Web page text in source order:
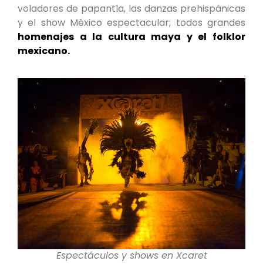
voladores de papantla, las danzas prehispánicas
y el show México espectacular; todos grandes
homenajes a la cultura maya y el folklor
mexicano.
Espectáculos y shows en Xcaret